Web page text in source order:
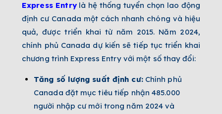
Express Entrylà hệ thống tuyển chọn lao động
định cư Canada một cách nhanh chóng và hiệu
quả, được triển khai từ năm 2015. Năm 2024,
chính phủ Canada dự kiến sẽ tiếp tục triển khai
chương trình Express Entry với một số thay đổi:
Tăng số lượng suất định cư:Chính phủ
Canada đặt mục tiêu tiếp nhận 485.000
người nhập cư mới trong năm 2024 và